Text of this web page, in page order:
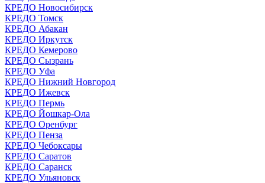
КРЕДО Новосибирск
КРЕДО Томск
КРЕДО Абакан
КРЕДО Иркутск
КРЕДО Кемерово
КРЕДО Сызрань
КРЕДО Уфа
КРЕДО Нижний Новгород
КРЕДО Ижевск
КРЕДО Пермь
КРЕДО Йошкар-Ола
КРЕДО Оренбург
КРЕДО Пенза
КРЕДО Чебоксары
КРЕДО Саратов
КРЕДО Саранск
КРЕДО Ульяновск